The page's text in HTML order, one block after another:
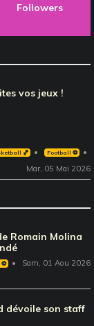
Followers
vos jeux !
🏀 Football ⚽️
Mar, 05 Mai 2026
Romain Molina
Sam, 01 Aou 2026
dévoile son staff